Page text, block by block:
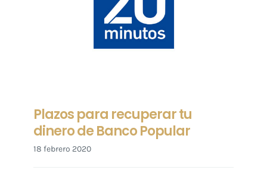
Plazos para recuperar tu
dinero de Banco Popular
18 febrero 2020